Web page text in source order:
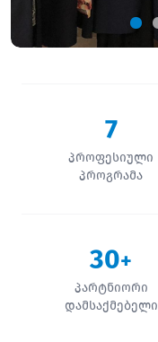
7
პროფესიული
პროგრამა
30+
პარტნიორი
დამსაქმებელი